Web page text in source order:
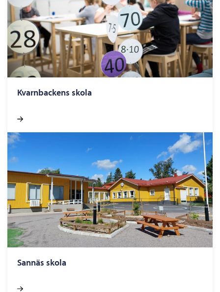
Kvarn­bac­kens skola
San­näs skola